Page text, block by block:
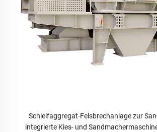
Schleifaggregat-Felsbrechanlage zur
integrierte Kies- und